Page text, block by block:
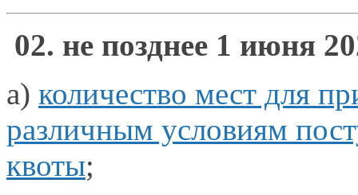
02. не позднее 1 июня
а) количество мест для
различным условиям
квоты;